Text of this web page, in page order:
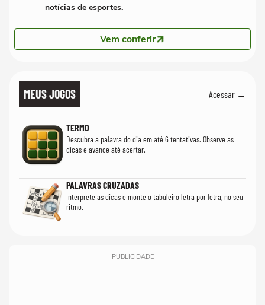
notícias de esportes.
Vem conferir
MEUS JOGOS Acessar →
TERMO
Descubra a palavra do dia em até 6 tentativas. Observe as
dicas e avance até acertar.
PALAVRAS CRUZADAS
Interprete as dicas e monte o tabuleiro letra por letra, no seu
ritmo.
PUBLICIDADE